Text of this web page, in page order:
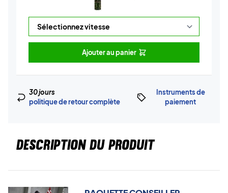
Ajouter au panier
30 jours
politique de retour complète
Instruments de
paiement
DESCRIPTION DU PRODUIT